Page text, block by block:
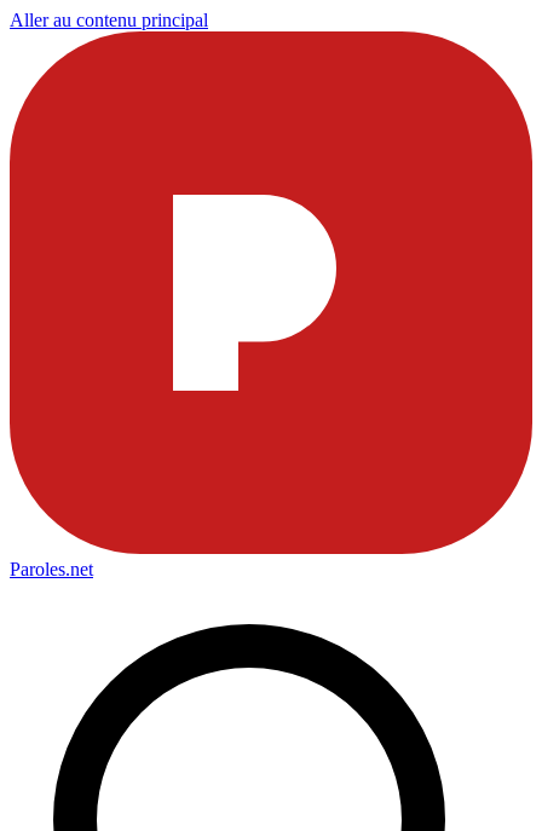
Aller au contenu principal
Paroles.net